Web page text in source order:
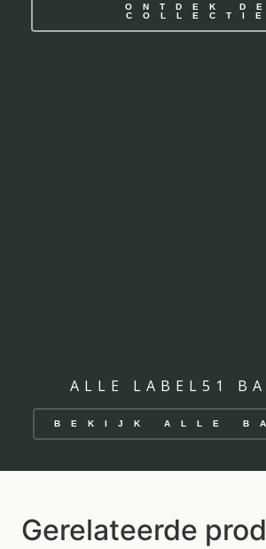
ONTDEK
COLLECTIE
ALLE LABEL51
BEKIJK ALLE
Gerelateerde